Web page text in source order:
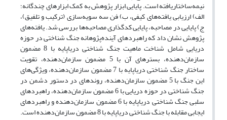
نیمه‌ساختاریافته است. پایایی ابزار پژوهش به کمک ابزار‌های چندگانه؛
الف) ارزیابی یافته‌های کیفی، ب) فن سه سویه‌سازی (ترکیب و تلفیق)،
ج) پایایی در مصاحبه، پایایی کدگذاری مصاحبه‌ها بررسی شد. یافته‌های
پژوهش نشان داد که راهبردهای آینده‌پژوهانه جنگ شناختی در حوزه
دریایی شامل شناخت ماهیت جنگ شناختی دریاپایه با 8 مضمون
سازمان‌دهنده، بسترهای آن با 5 مضمون سازمان‌دهنده، تقویت
ساختار جنگ شناختی دریاپایه با 7 مضمون سازمان‌دهنده، ویژگی‌های
این جنگ با 5 مضمون سازمان‌دهنده، روندهای در دستور دشمن در
جنگ شناختی در حوزه دریایی با 6 مضمون سازمان‌دهنده، راهبردهای
سلبی جنگ شناختی دریاپایه با 6 مضمون سازمان‌دهنده و راهبردهای
ایجابی مقابله با جنگ شناختی دریاپایه با 8 مضمون سازمان‌دهنده است.